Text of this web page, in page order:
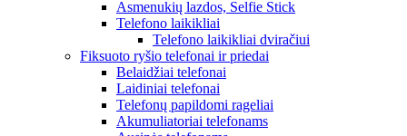
Asmenukių lazdos, Selfie Stick
Telefono laikikliai
Telefono laikikliai dviračiui
Fiksuoto ryšio telefonai ir priedai
Belaidžiai telefonai
Laidiniai telefonai
Telefonų papildomi rageliai
Akumuliatoriai telefonams